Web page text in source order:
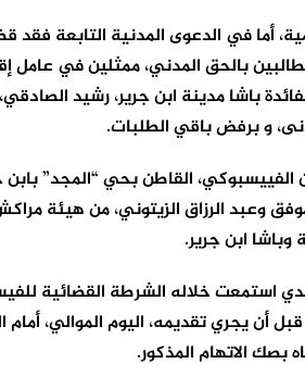
أما في الدعوى المدنية التابعة
بالحق المدني، ممثلين في عامل
و برفض باقي الطلبات.
القاطن بحي “المجد” بابن
وعبد الرزاق الزيتوني، من هيئة
وباشا ابن جرير.
أن يجري تقديمه، اليوم الموالي،
بصك الاتهام المذكور.